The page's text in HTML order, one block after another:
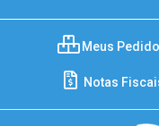
Meus
Notas